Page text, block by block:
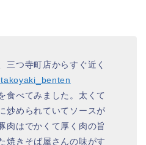
三つ寺町店からすぐ近く
食べてみました。太くて
炒められていてソースが
肉はでかくて厚く肉の旨
焼きそば屋さんの味がす